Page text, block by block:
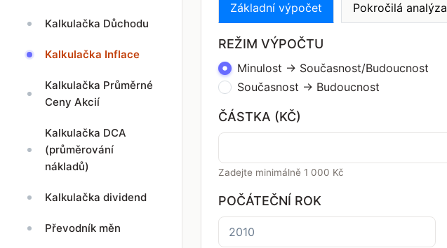
Kalkulačka Důchodu
Kalkulačka Inflace
Kalkulačka Průměrné
Ceny Akcií
Kalkulačka DCA
(průměrování
nákladů)
Kalkulačka dividend
Převodník měn
Základní výpočet Pokročilá analýza
REŽIM VÝPOČTU
Minulost → Současnost/Budoucnost
Současnost → Budoucnost
ČÁSTKA (KČ)
Zadejte minimálně 1 000 Kč
POČÁTEČNÍ ROK